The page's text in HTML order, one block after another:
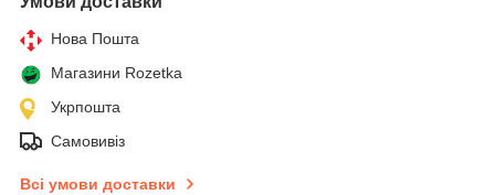
Нова Пошта
Магазини Rozetka
Укрпошта
Самовивіз
Всі умови доставки